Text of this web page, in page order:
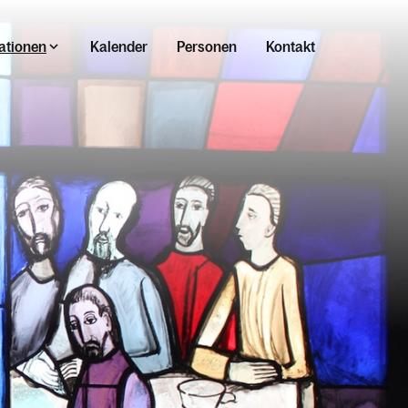
Kalender Personen Kontakt